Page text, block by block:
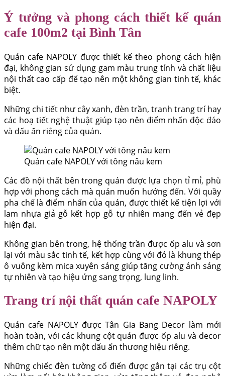
Ý tưởng và phong cách thiết kế quán
cafe 100m2 tại Bình Tân
Quán cafe NAPOLY được thiết kế theo phong cách hiện
đại, không gian sử dụng gam màu trung tính và chất liệu
nội thất cao cấp để tạo nên một không gian tinh tế, khác
biệt.
Những chi tiết như cây xanh, đèn trần, tranh trang trí hay
các hoạ tiết nghệ thuật giúp tạo nên điểm nhấn độc đáo
và dấu ấn riêng của quán.
Quán cafe NAPOLY với tông nâu kem
Các đồ nội thất bên trong quán được lựa chọn tỉ mỉ, phù
hợp với phong cách mà quán muốn hướng đến. Với quầy
pha chế là điểm nhấn của quán, được thiết kế tiện lợi với
lam nhựa giả gỗ kết hợp gỗ tự nhiên mang đến vẻ đẹp
hiện đại.
Không gian bên trong, hệ thống trần được ốp alu và sơn
lại với màu sắc tinh tế, kết hợp cùng với đó là khung thép
ô vuông kèm mica xuyên sáng giúp tăng cường ánh sáng
tự nhiên và tạo hiệu ứng sang trọng, lung linh.
Trang trí nội thất quán cafe NAPOLY
Quán cafe NAPOLY được Tân Gia Bang Decor làm mới
hoàn toàn, với các khung cột quán được ốp alu và decor
thêm chữ tạo nên một dấu ấn thương hiệu riêng.
Những chiếc đèn tường cổ điển được gắn tại các trụ cột